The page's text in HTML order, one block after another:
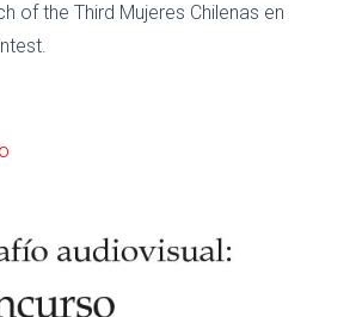
of the Third Mujeres Chilenas en